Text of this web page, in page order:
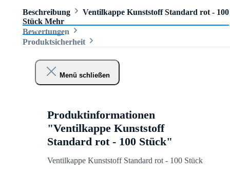
Beschreibung
Ventilkappe Kunststoff Standard rot - 100
Stück Mehr
Bewertungen
Produktsicherheit
Menü schließen
Produktinformationen
"Ventilkappe Kunststoff
Standard rot - 100 Stück"
Ventilkappe Kunststoff Standard rot - 100 Stück